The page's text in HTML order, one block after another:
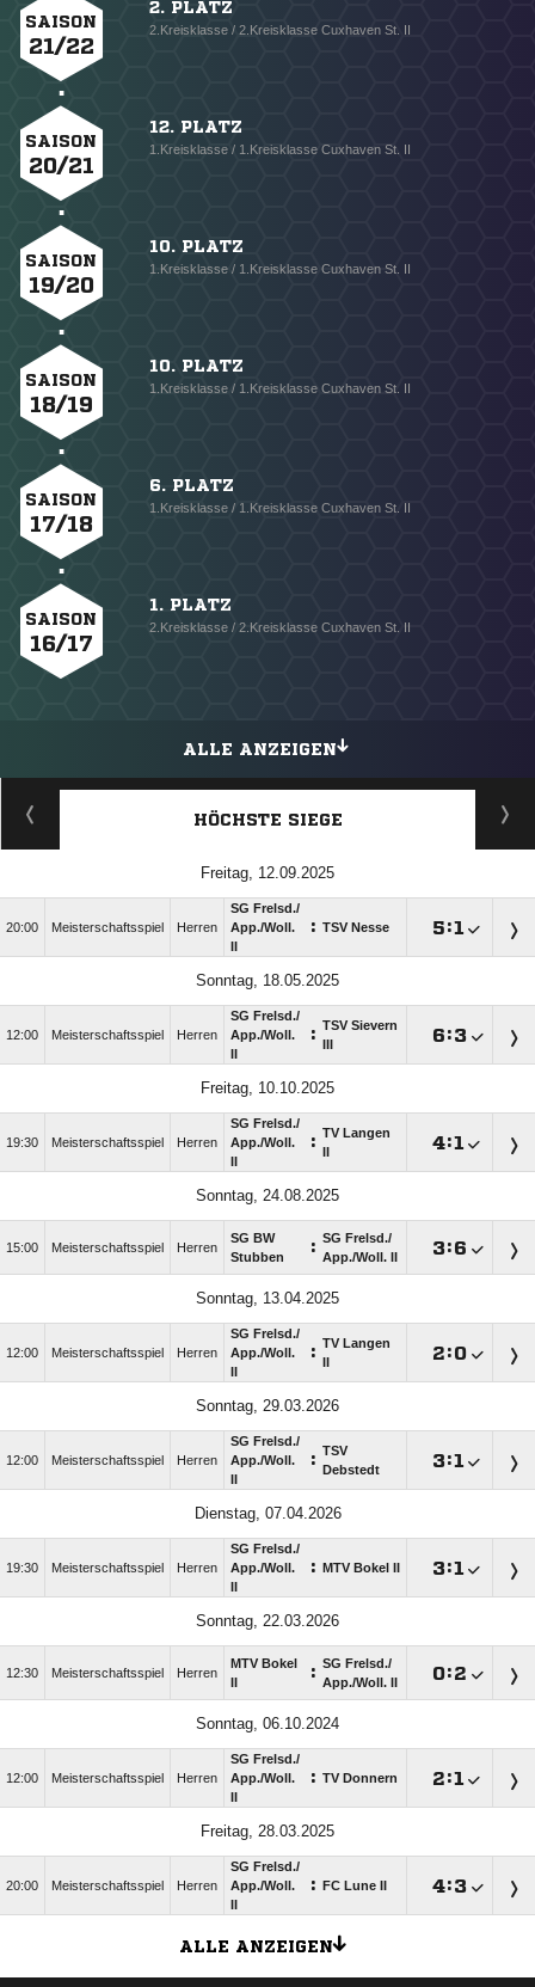
SAISON
21/22
2. PLATZ
2.Kreisklasse / 2.Kreisklasse Cuxhaven St. II
SAISON
20/21
12. PLATZ
1.Kreisklasse / 1.Kreisklasse Cuxhaven St. II
SAISON
19/20
10. PLATZ
1.Kreisklasse / 1.Kreisklasse Cuxhaven St. II
SAISON
18/19
10. PLATZ
1.Kreisklasse / 1.Kreisklasse Cuxhaven St. II
SAISON
17/18
6. PLATZ
1.Kreisklasse / 1.Kreisklasse Cuxhaven St. II
SAISON
16/17
1. PLATZ
2.Kreisklasse / 2.Kreisklasse Cuxhaven St. II
ALLE ANZEIGEN
HÖCHSTE SIEGE
Freitag, 12.09.2025
20:00 Meisterschaftsspiel Herren
SG Frelsd./​
App./​Woll.
: TSV Nesse :
Sonntag, 18.05.2025
12:00 Meisterschaftsspiel Herren
SG Frelsd./​
App./​Woll.
: TSV Sievern
:
Freitag, 10.10.2025
19:30 Meisterschaftsspiel Herren
SG Frelsd./​
App./​Woll.
: TV Langen
:
Sonntag, 24.08.2025
15:00 Meisterschaftsspiel Herren
SG BW
Stubben
: SG Frelsd./​
App./​Woll. II
:
Sonntag, 13.04.2025
12:00 Meisterschaftsspiel Herren
SG Frelsd./​
App./​Woll.
: TV Langen
:
Sonntag, 29.03.2026
12:00 Meisterschaftsspiel Herren
SG Frelsd./​
App./​Woll.
: TSV
Debstedt
:
Dienstag, 07.04.2026
19:30 Meisterschaftsspiel Herren
SG Frelsd./​
App./​Woll.
: MTV Bokel II :
Sonntag, 22.03.2026
12:30 Meisterschaftsspiel Herren
MTV Bokel
: SG Frelsd./​
App./​Woll. II
:
Sonntag, 06.10.2024
12:00 Meisterschaftsspiel Herren
SG Frelsd./​
App./​Woll.
: TV Donnern :
Freitag, 28.03.2025
20:00 Meisterschaftsspiel Herren
SG Frelsd./​
App./​Woll.
: FC Lune II :
ALLE ANZEIGEN